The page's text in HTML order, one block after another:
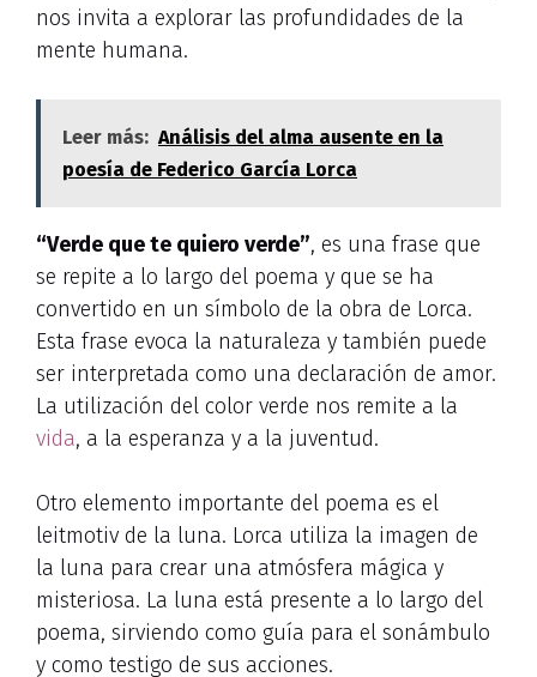
nos invita a explorar las profundidades de la
mente humana.
Leer más: Análisis del alma ausente en la
poesía de Federico García Lorca
“Verde que te quiero verde”, es una frase que
se repite a lo largo del poema y que se ha
convertido en un símbolo de la obra de Lorca.
Esta frase evoca la naturaleza y también puede
ser interpretada como una declaración de amor.
La utilización del color verde nos remite a la
vida, a la esperanza y a la juventud.
Otro elemento importante del poema es el
leitmotiv de la luna. Lorca utiliza la imagen de
la luna para crear una atmósfera mágica y
misteriosa. La luna está presente a lo largo del
poema, sirviendo como guía para el sonámbulo
y como testigo de sus acciones.